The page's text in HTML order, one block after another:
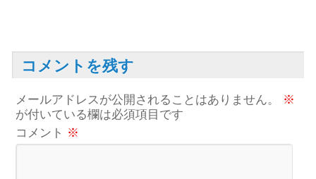
コメントを残す
メールアドレスが公開されることはありません。
※
が付いている欄は必須項目です
コメント ※